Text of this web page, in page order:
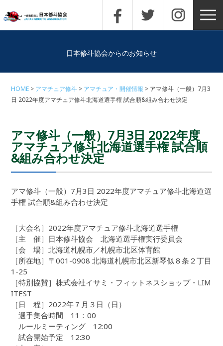
日本修斗協会からのお知らせ
HOME アマチュア修斗 アマチュア・開催情報
アマ修斗（一般）7月3
日 2022年度アマチュア修斗北海道選手権 試合順&組み合わせ決定
アマ修斗（一般）7月3日 2022年度
アマチュア修斗北海道選手権 試合順
&組み合わせ決定
アマ修斗（一般）7月3日 2022年度アマチュア修斗北海道選
手権 試合順&組み合わせ決定
［大会名］2022年度アマチュア修斗北海道選手権
［主 催］日本修斗協会 北海道選手権実行委員会
［会 場］北海道札幌市／札幌市北区体育館
［所在地］〒001-0908 北海道札幌市北区新琴似８条２丁目
1-25
［特別協賛］株式会社イサミ・フィットネスショップ・LIM
ITEST
［日 程］2022年７月３日（日）
選手集合時間 11：00
ルールミーティング 12:00
試合開始予定 12:30